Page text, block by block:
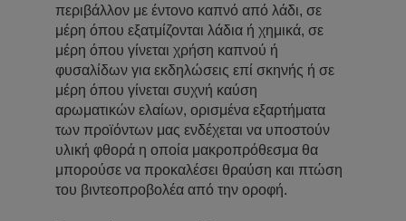
περιβάλλον με έντονο καπνό από λάδι, σε
μέρη όπου εξατμίζονται λάδια ή χημικά, σε
μέρη όπου γίνεται χρήση καπνού ή
φυσαλίδων για εκδηλώσεις επί σκηνής ή σε
μέρη όπου γίνεται συχνή καύση
αρωματικών ελαίων, ορισμένα εξαρτήματα
των προϊόντων μας ενδέχεται να υποστούν
υλική φθορά η οποία μακροπρόθεσμα θα
μπορούσε να προκαλέσει θραύση και πτώση
του βιντεοπροβολέα από την οροφή.